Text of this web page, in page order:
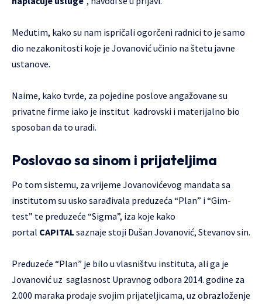
Međutim, kako su nam ispričali ogorčeni radnici to je samo
dio nezakonitosti koje je Jovanović učinio na štetu javne
ustanove.
Naime, kako tvrde, za pojedine poslove angažovane su
privatne firme iako je institut kadrovski i materijalno bio
sposoban da to uradi.
Poslovao sa sinom i prijateljima
Po tom sistemu, za vrijeme Jovanovićevog mandata sa
institutom su usko sarađivala preduzeća “Plan” i “Gim-
test” te preduzeće “Sigma”, iza koje kako
portal CAPITALsaznaje stoji Dušan Jovanović, Stevanov sin.
Preduzeće “Plan” je bilo u vlasništvu instituta, ali ga je
Jovanović uz saglasnost Upravnog odbora 2014. godine za
2.000 maraka prodaje svojim prijateljicama, uz obrazloženje